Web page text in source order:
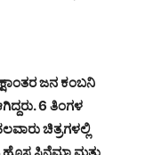
ಜನ ಕಂಬನಿ
6 ತಿಂಗಳ
ಚಿತ್ರಗಳಲ್ಲಿ